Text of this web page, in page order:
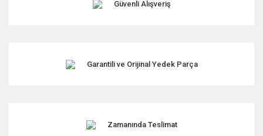
Güvenli Alışveriş
Garantili ve Orijinal Yedek Parça
Zamanında Teslimat